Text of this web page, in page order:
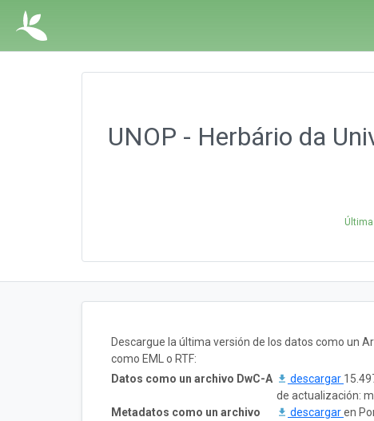
UNOP - Herbário da
Descargue la última versión de los datos como un
como EML o RTF:
Datos como un archivo DwC-A
descargar
de actualización:
Metadatos como un archivo
descargaren